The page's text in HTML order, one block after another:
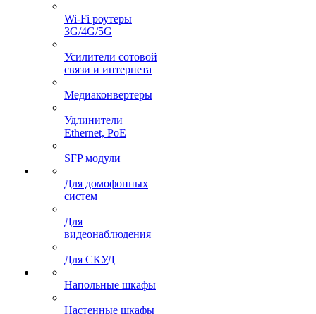
Wi-Fi роутеры
3G/4G/5G
Усилители сотовой
связи и интернета
Медиаконвертеры
Удлинители
Ethernet, PoE
SFP модули
Для домофонных
систем
Для
видеонаблюдения
Для СКУД
Напольные шкафы
Настенные шкафы